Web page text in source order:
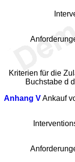
Kriterien für die
Buchstabe d
Anhang VAnkauf